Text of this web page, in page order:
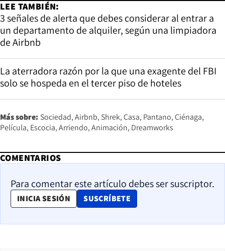
LEE TAMBIÉN:
3 señales de alerta que debes considerar al entrar a
un departamento de alquiler, según una limpiadora
de Airbnb
La aterradora razón por la que una exagente del FBI
solo se hospeda en el tercer piso de hoteles
Más sobre: Sociedad Airbnb Shrek Casa Pantano Ciénaga
Película Escocia Arriendo Animación Dreamworks
COMENTARIOS
Para comentar este artículo debes ser suscriptor.
INICIA SESIÓN SUSCRÍBETE
OPENS IN NEW WINDOW